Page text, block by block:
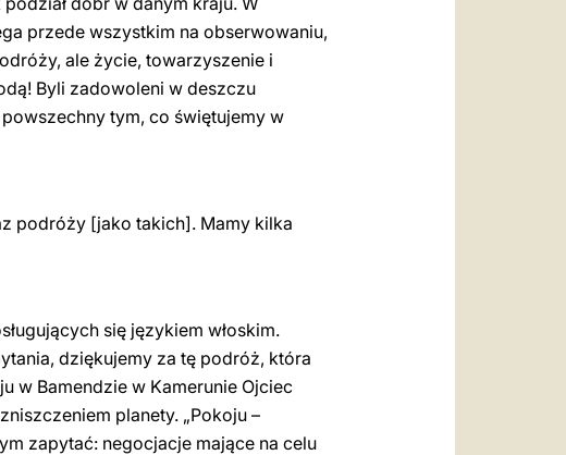
przede wszystkim na obserwowaniu,
ale życie, towarzyszenie i
Byli zadowoleni w deszczu
tym, co świętujemy w
podróży [jako takich]. Mamy kilka
się językiem włoskim.
dziękujemy za tę podróż, która
w Bamendzie w Kamerunie Ojciec
planety. „Pokoju –
zapytać: negocjacje mające na celu